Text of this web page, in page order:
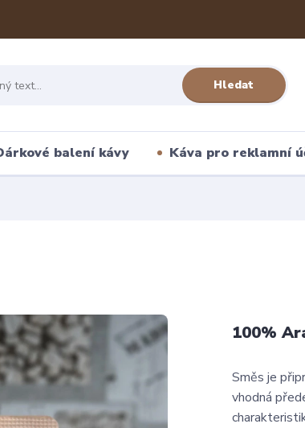
Hledat
balení kávy Káva pro reklamní
100%
Směs je
vhodná